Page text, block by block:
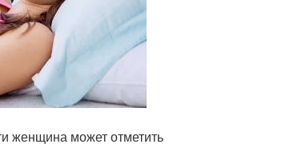
женщина может отметить